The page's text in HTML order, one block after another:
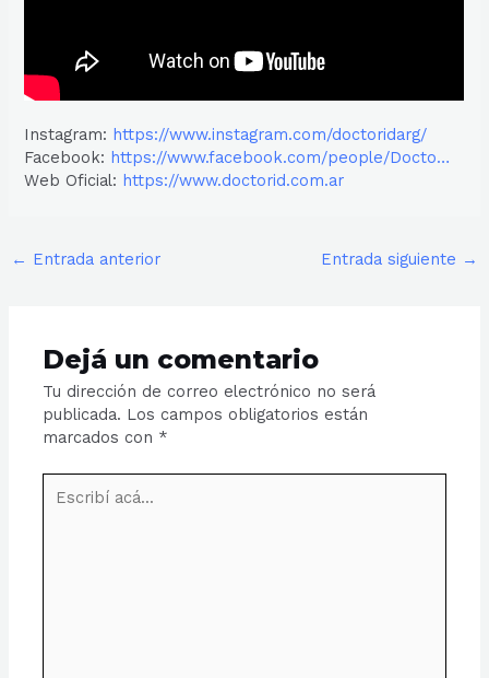
Instagram: https://www.instagram.com/doctoridarg/
Facebook: https://www.facebook.com/people/Docto…
Web Oficial: https://www.doctorid.com.ar
← Entrada anterior Entrada siguiente →
Dejá un comentario
Tu dirección de correo electrónico no será
publicada. Los campos obligatorios están
marcados con *
acá...